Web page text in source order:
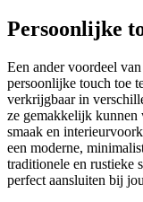
Persoonlijke
Een ander voordeel
persoonlijke touch toe
verkrijgbaar in
ze gemakkelijk kunnen
smaak en
een moderne,
traditionele en rustieke
perfect aansluiten bij